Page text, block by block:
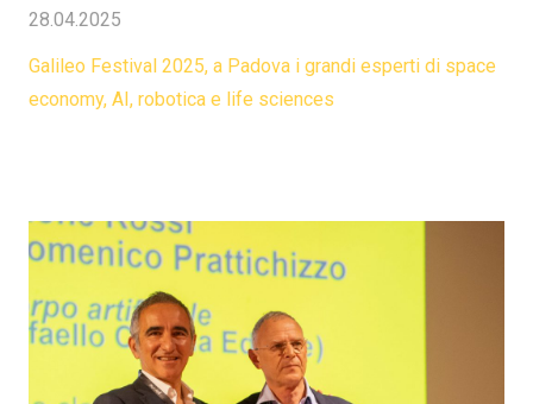
28.04.2025
Galileo Festival 2025, a Padova i grandi esperti di space
economy, AI, robotica e life sciences